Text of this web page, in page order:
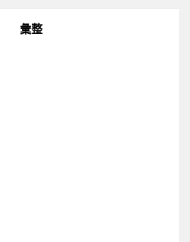
彙整